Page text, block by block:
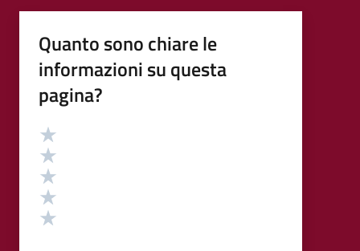
Quanto sono chiare le
informazioni su questa
pagina?
Valutazione